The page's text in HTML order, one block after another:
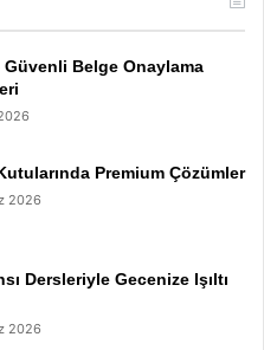
Belge Onaylama
Premium Çözümler
2026
Dersleriyle Gecenize Işıltı
2026